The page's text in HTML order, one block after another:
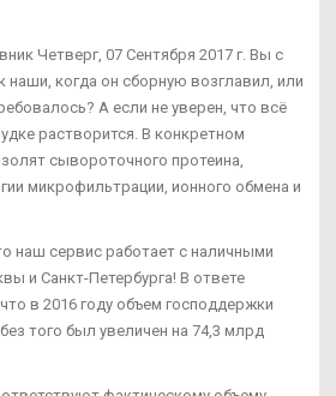
Четверг, 07 Сентября 2017 г. Вы с
когда он сборную возглавил, или
А если не уверен, что всё
растворится. В конкретном
сывороточного протеина,
микрофильтрации, ионного обмена и
наш сервис работает с наличными
и Санкт-Петербурга! В ответе
в 2016 году объем господдержки
того был увеличен на 74,3 млрд